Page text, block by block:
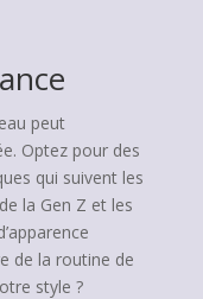
peut
Optez pour des
qui suivent les
la Gen Z et les
de la routine de
style ?